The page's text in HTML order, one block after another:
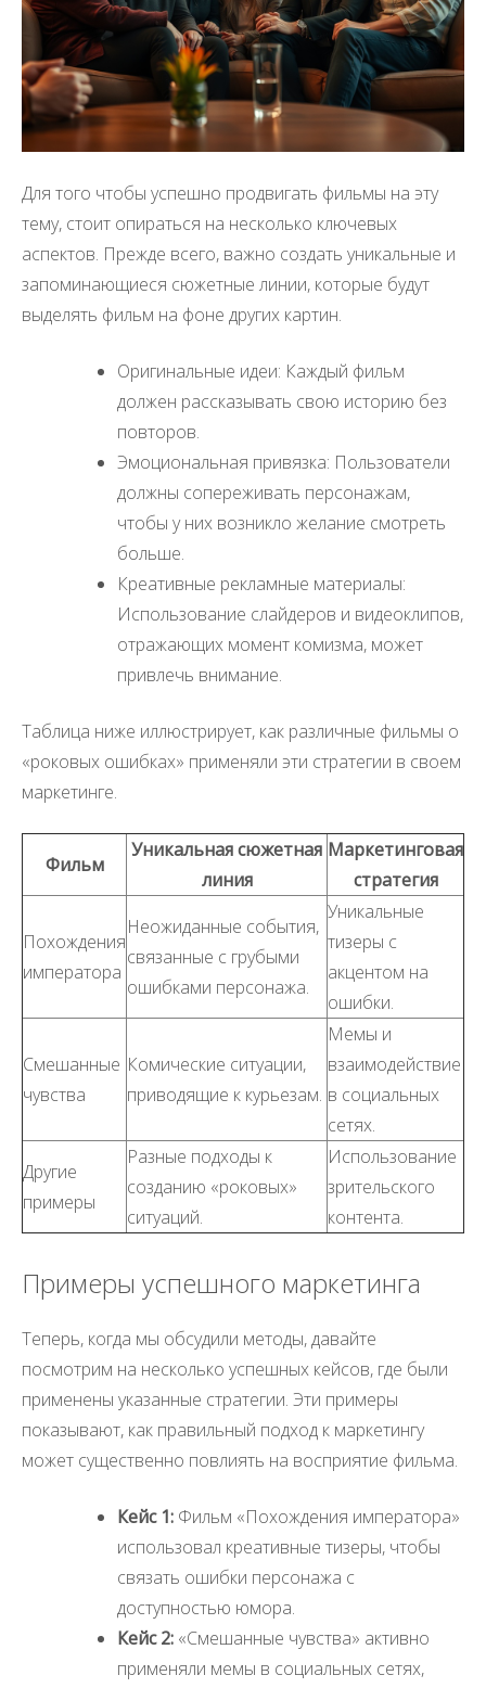
Для того чтобы успешно продвигать фильмы на эту
тему, стоит опираться на несколько ключевых
аспектов. Прежде всего, важно создать уникальные и
запоминающиеся сюжетные линии, которые будут
выделять фильм на фоне других картин.
Оригинальные идеи: Каждый фильм
должен рассказывать свою историю без
повторов.
Эмоциональная привязка: Пользователи
должны сопереживать персонажам,
чтобы у них возникло желание смотреть
больше.
Креативные рекламные материалы:
Использование слайдеров и видеоклипов,
отражающих момент комизма, может
привлечь внимание.
Таблица ниже иллюстрирует, как различные фильмы о
«роковых ошибках» применяли эти стратегии в своем
маркетинге.
Фильм
Уникальная сюжетная
линия
Маркетинговая
стратегия
Похождения
императора
Неожиданные события,
связанные с грубыми
ошибками персонажа.
Уникальные
тизеры с
акцентом на
ошибки.
Смешанные
чувства
Комические ситуации,
приводящие к курьезам.
Мемы и
взаимодействие
в социальных
сетях.
Другие
примеры
Разные подходы к
созданию «роковых»
ситуаций.
Использование
зрительского
контента.
Примеры успешного маркетинга
Теперь, когда мы обсудили методы, давайте
посмотрим на несколько успешных кейсов, где были
применены указанные стратегии. Эти примеры
показывают, как правильный подход к маркетингу
может существенно повлиять на восприятие фильма.
Кейс 1: Фильм «Похождения императора»
использовал креативные тизеры, чтобы
связать ошибки персонажа с
доступностью юмора.
Кейс 2: «Смешанные чувства» активно
применяли мемы в социальных сетях,